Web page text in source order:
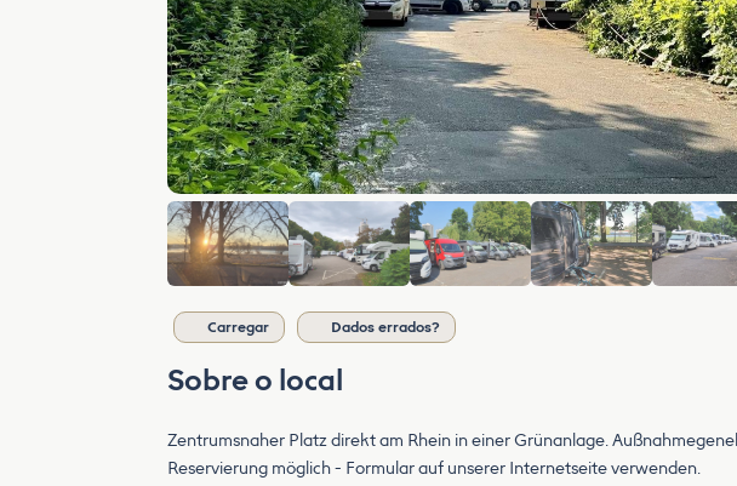
Carregar Dados errados?
Sobre o local
Zentrumsnaher Platz direkt am Rhein in einer Grünanlage.
Reservierung möglich - Formular auf unserer Internetseite verwenden.